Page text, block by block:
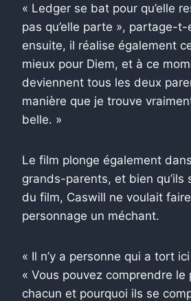
« Ledger se bat pour qu’elle
pas qu’elle parte », partage-t-
ensuite, il réalise également
mieux pour Diem, et à ce
deviennent tous les deux
manière que je trouve
belle. »
Le film plonge également
grands-parents, et bien qu’ils
du film, Caswill ne voulait faire
personnage un méchant.
« Il n’y a personne qui a tort
« Vous pouvez comprendre
chacun et pourquoi ils se